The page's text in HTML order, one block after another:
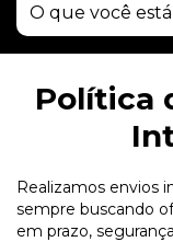
Política
Realizamos envios
sempre buscando
em prazo,